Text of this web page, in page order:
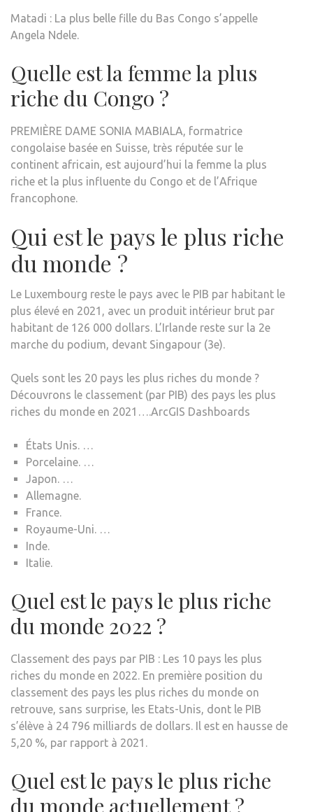
Matadi : La plus belle fille du Bas Congo s’appelle
Angela Ndele.
Quelle est la femme la plus
riche du Congo ?
PREMIÈRE DAME SONIA MABIALA, formatrice
congolaise basée en Suisse, très réputée sur le
continent africain, est aujourd’hui la femme la plus
riche et la plus influente du Congo et de l’Afrique
francophone.
Qui est le pays le plus riche
du monde ?
Le Luxembourg reste le pays avec le PIB par habitant le
plus élevé en 2021, avec un produit intérieur brut par
habitant de 126 000 dollars. L’Irlande reste sur la 2e
marche du podium, devant Singapour (3e).
Quels sont les 20 pays les plus riches du monde ?
Découvrons le classement (par PIB) des pays les plus
riches du monde en 2021….ArcGIS Dashboards
États Unis. …
Porcelaine. …
Japon. …
Allemagne.
France.
Royaume-Uni. …
Inde.
Italie.
Quel est le pays le plus riche
du monde 2022 ?
Classement des pays par PIB : Les 10 pays les plus
riches du monde en 2022. En première position du
classement des pays les plus riches du monde on
retrouve, sans surprise, les Etats-Unis, dont le PIB
s’élève à 24 796 milliards de dollars. Il est en hausse de
5,20 %, par rapport à 2021.
Quel est le pays le plus riche
du monde actuellement ?